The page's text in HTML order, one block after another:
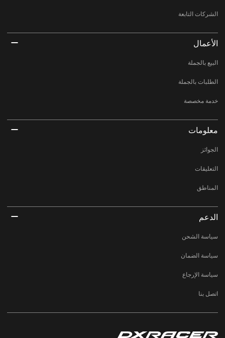
الشركات التابعة
الأعمال
البيع بالجملة
الطلبات بالجملة
خدمة مخصصة
معلومات
الجوائز
التعليقات
المناطق
الدعم
سياسة الشحن
سياسة الضمان
سياسة الإرجاع
اتصل بنا